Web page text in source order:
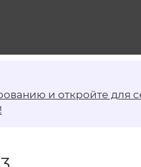
и откройте для